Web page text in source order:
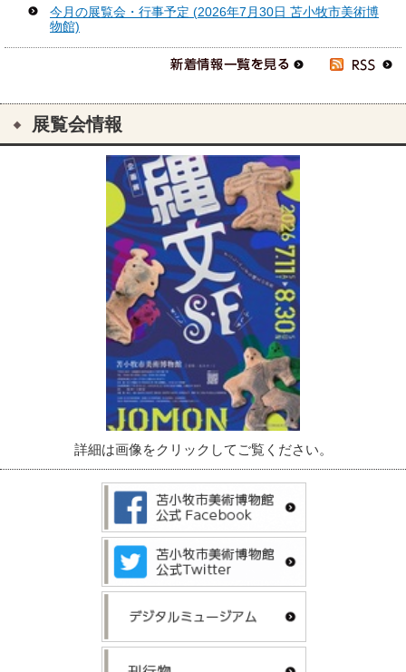
今月の展覧会・行事予定 (2026年7月30日 苫小牧市美術博
物館)
展覧会情報
詳細は画像をクリックしてご覧ください。